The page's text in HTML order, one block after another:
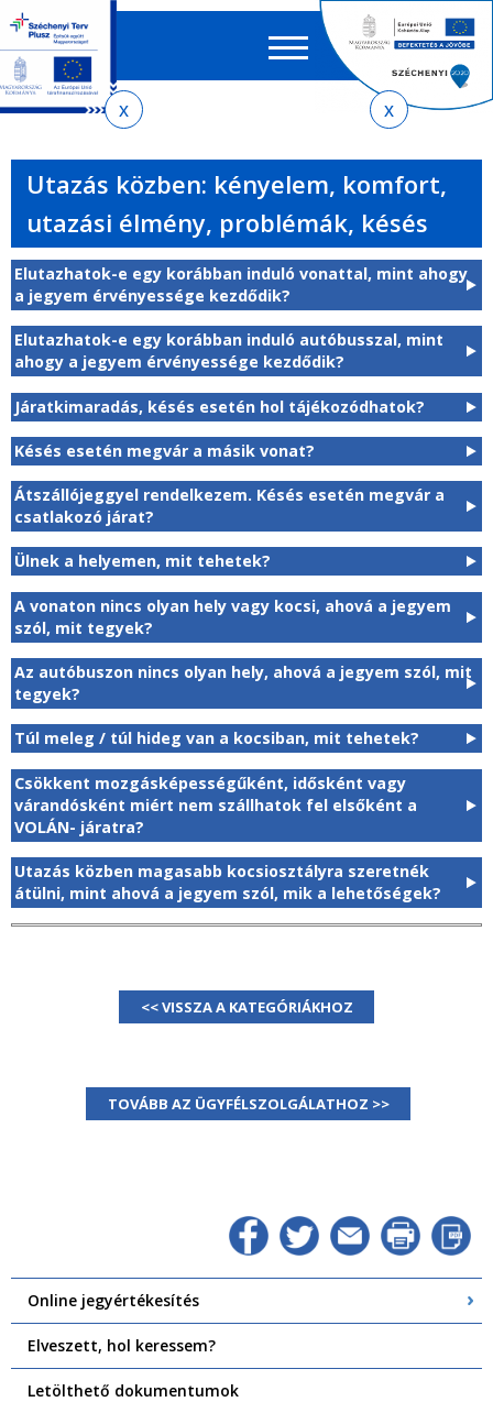
menetrendkeresőhöz
almenühöz
tartalomra
oldaltérképre
EN HU
űrlap
Utazás közben: kényelem, komfort,
utazási élmény, problémák, késés
Elutazhatok-e egy korábban induló vonattal, mint ahogy
a jegyem érvényessége kezdődik?
Elutazhatok-e egy korábban induló autóbusszal, mint
ahogy a jegyem érvényessége kezdődik?
Járatkimaradás, késés esetén hol tájékozódhatok?
Késés esetén megvár a másik vonat?
Átszállójeggyel rendelkezem. Késés esetén megvár a
csatlakozó járat?
Ülnek a helyemen, mit tehetek?
A vonaton nincs olyan hely vagy kocsi, ahová a jegyem
szól, mit tegyek?
Az autóbuszon nincs olyan hely, ahová a jegyem szól, mit
tegyek?
Túl meleg / túl hideg van a kocsiban, mit tehetek?
Csökkent mozgásképességűként, idősként vagy
várandósként miért nem szállhatok fel elsőként a
VOLÁN- járatra?
Utazás közben magasabb kocsiosztályra szeretnék
átülni, mint ahová a jegyem szól, mik a lehetőségek?
<< VISSZA A KATEGÓRIÁKHOZ
TOVÁBB AZ ÜGYFÉLSZOLGÁLATHOZ >>
Online jegyértékesítés
Elveszett, hol keressem?
Letölthető dokumentumok